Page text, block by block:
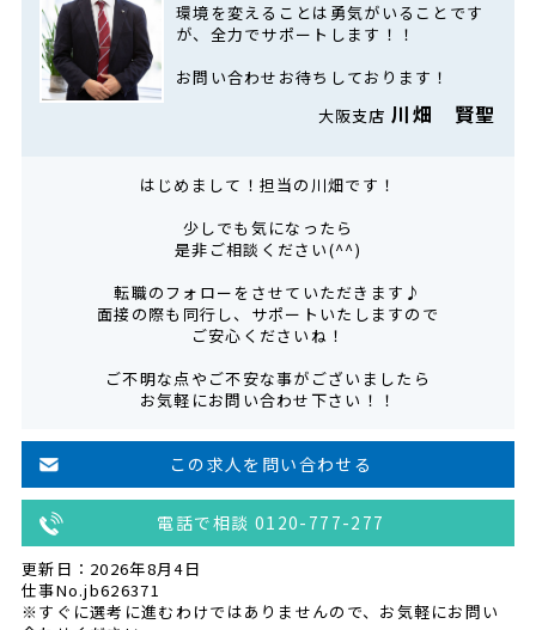
環境を変えることは勇気がいることです
が、全力でサポートします！！
お問い合わせお待ちしております！
大阪支店川畑 賢聖
はじめまして！担当の川畑です！
少しでも気になったら
是非ご相談ください(^^)
転職のフォローをさせていただきます♪
面接の際も同行し、サポートいたしますので
ご安心くださいね！
ご不明な点やご不安な事がございましたら
お気軽にお問い合わせ下さい！！
この求人を問い合わせる
電話で相談 0120-777-277
更新日：2026年8月4日
仕事No.jb626371
※すぐに選考に進むわけではありませんので、お気軽にお問い